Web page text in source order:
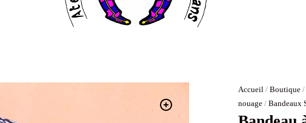
Accueil /Boutique
nouage /Bandeaux